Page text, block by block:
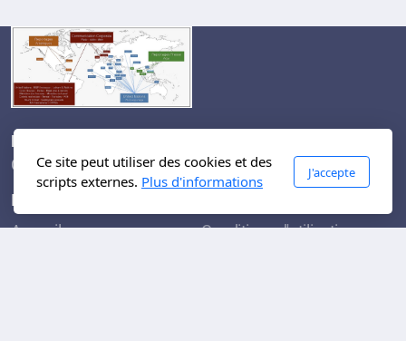
Niepce's city
Chalon sur Saône
Menu principal
Accueil
Conditions d'utilisation
Ce site peut utiliser des cookies et des
scripts externes. Plus d'informations
J'accepte